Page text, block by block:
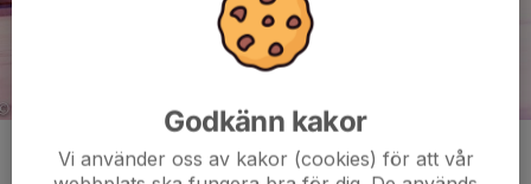
Kommentarer
Godkänn kakor
Vi använder oss av kakor (cookies) för att vår